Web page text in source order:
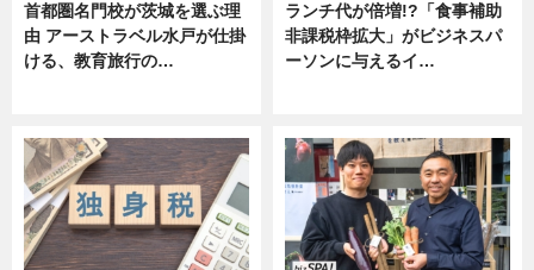
首都圏名門校が茨城を選ぶ理
由 アーストラベル水戸が仕掛
ける、教育旅行の…
ランチ代が倍増!?「食事補助
非課税枠拡大」がビジネスパ
ーソンに与えるイ…